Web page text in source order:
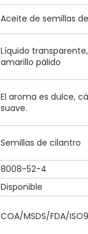
Aceite de semillas
Líquido
amarillo pálido
El aroma es dulce,
suave.
Semillas de cilantro
8008-52-4
Disponible
COA/MSDS/FDA/